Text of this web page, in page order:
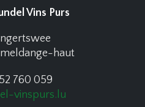
Vins Purs
haut
760 059
vinspurs.lu